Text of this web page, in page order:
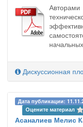
Дискуссионная
Дата публикации:
Оцените материал
Асаналиев Мелис